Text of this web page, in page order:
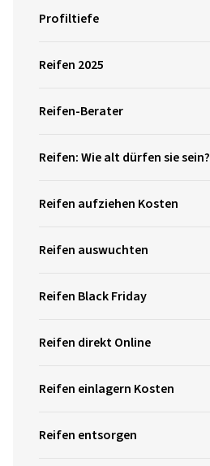
Profiltiefe
Reifen 2025
Reifen-Berater
Reifen: Wie alt dürfen sie sein?
Reifen aufziehen Kosten
Reifen auswuchten
Reifen Black Friday
Reifen direkt Online
Reifen einlagern Kosten
Reifen entsorgen